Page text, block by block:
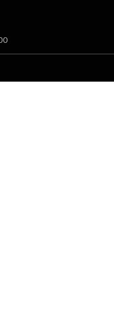
WC rėmas su baltu
Rimless klozetas su